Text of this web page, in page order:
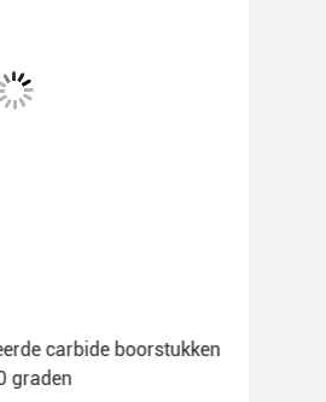
carbide boorstukken
graden